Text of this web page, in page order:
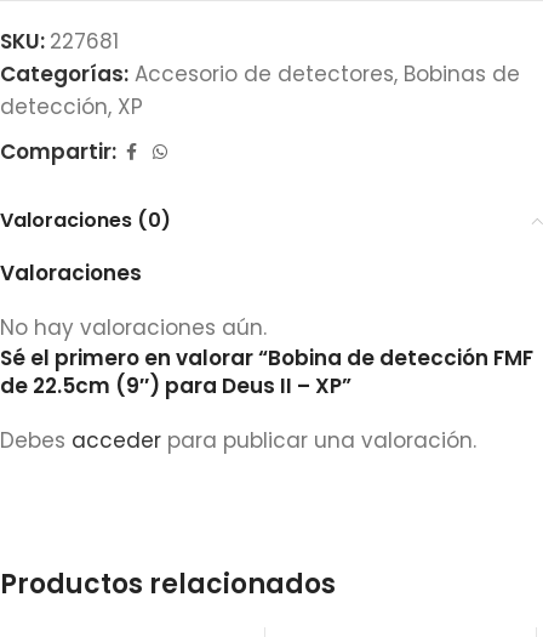
SKU: 227681
Categorías: Accesorio de detectores, Bobinas de
detección, XP
Compartir:
Valoraciones (0)
Valoraciones
No hay valoraciones aún.
Sé el primero en valorar “Bobina de detección FMF
de 22.5cm (9″) para Deus II – XP”
Debes acceder para publicar una valoración.
Productos relacionados